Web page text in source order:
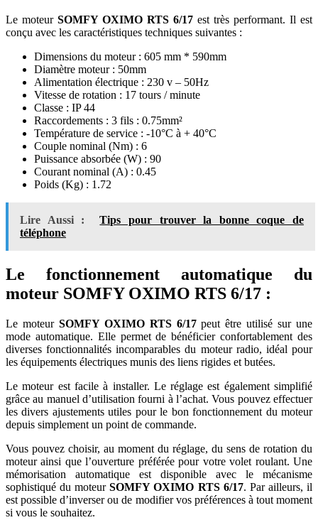
Le moteur SOMFY OXIMO RTS 6/17 est très performant. Il est
conçu avec les caractéristiques techniques suivantes :
Dimensions du moteur : 605 mm * 590mm
Diamètre moteur : 50mm
Alimentation électrique : 230 v – 50Hz
Vitesse de rotation : 17 tours / minute
Classe : IP 44
Raccordements : 3 fils : 0.75mm²
Température de service : -10°C à + 40°C
Couple nominal (Nm) : 6
Puissance absorbée (W) : 90
Courant nominal (A) : 0.45
Poids (Kg) : 1.72
Lire Aussi :
Tips pour trouver la bonne coque de
téléphone
Le fonctionnement automatique du
moteur SOMFY OXIMO RTS 6/17 :
Le moteur SOMFY OXIMO RTS 6/17peut être utilisé sur une
mode automatique. Elle permet de bénéficier confortablement des
diverses fonctionnalités incomparables du moteur radio, idéal pour
les équipements électriques munis des liens rigides et butées.
Le moteur est facile à installer. Le réglage est également simplifié
grâce au manuel d’utilisation fourni à l’achat. Vous pouvez effectuer
les divers ajustements utiles pour le bon fonctionnement du moteur
depuis simplement un point de commande.
Vous pouvez choisir, au moment du réglage, du sens de rotation du
moteur ainsi que l’ouverture préférée pour votre volet roulant. Une
mémorisation automatique est disponible avec le mécanisme
sophistiqué du moteurSOMFY OXIMO RTS 6/17. Par ailleurs, il
est possible d’inverser ou de modifier vos préférences à tout moment
si vous le souhaitez.